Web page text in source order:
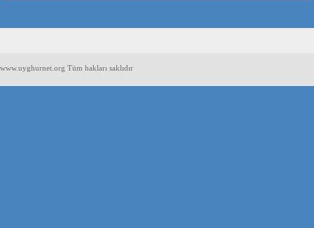
www.uyghurnet.org Tüm hakları saklıdır